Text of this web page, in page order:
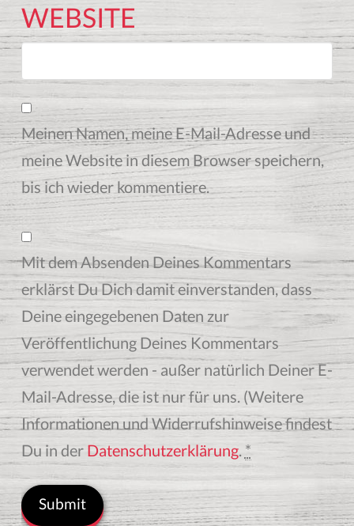
WEBSITE
Meinen Namen, meine E-Mail-Adresse und
meine Website in diesem Browser speichern,
bis ich wieder kommentiere.
Mit dem Absenden Deines Kommentars
erklärst Du Dich damit einverstanden, dass
Deine eingegebenen Daten zur
Veröffentlichung Deines Kommentars
verwendet werden - außer natürlich Deiner E-
Mail-Adresse, die ist nur für uns. (Weitere
Informationen und Widerrufshinweise findest
Du in der Datenschutzerklärung. *